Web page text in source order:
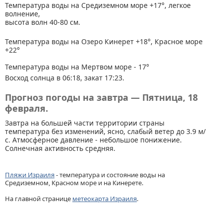
Температура воды на Средиземном море +17°, легкое
волнение,
высота волн 40-80 см.
Температура воды на Озеро Кинерет +18°, Красное море
+22°
Температура воды на Мертвом море - 17°
Восход солнца в 06:18, закат 17:23.
Прогноз погоды на завтра — Пятница, 18
февраля.
Завтра на большей части территории страны
температура без изменений, ясно, слабый ветер до 3.9 м/
с. Атмосферное давление - небольшое понижение.
Солнечная активность средняя.
Пляжи Израиля- температура и состояние воды на
Средиземном, Красном море и на Кинерете.
На главной странице метеокарта Израиля.